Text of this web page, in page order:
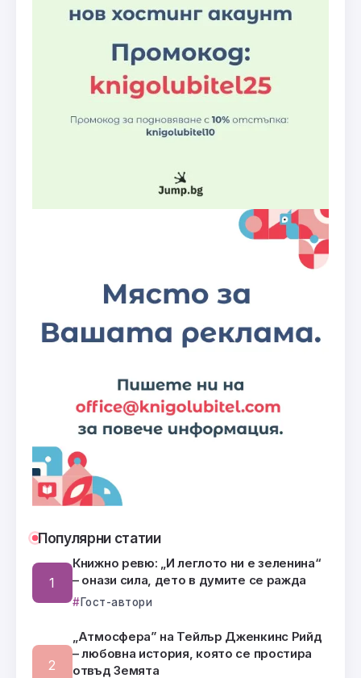
Популярни статии
Книжно ревю: „И леглото ни е зеленина“
– онази сила, дето в думите се ражда
Гост-автори
„Атмосфера” на Тейлър Дженкинс Рийд
– любовна история, която се простира
отвъд Земята